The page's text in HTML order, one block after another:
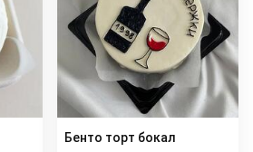
Бенто торт бокал